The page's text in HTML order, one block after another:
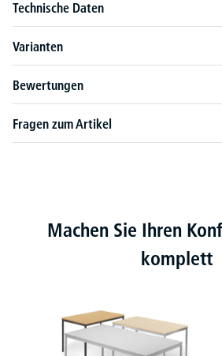
Technische Daten
Varianten
Bewertungen
Fragen zum Artikel
Produktgalerie überspringen
Machen Sie Ihren
komplett